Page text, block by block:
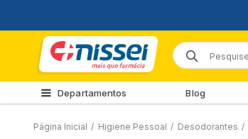
Departamentos Blog
Página Inicial / Higiene Pessoal / Desodorantes /